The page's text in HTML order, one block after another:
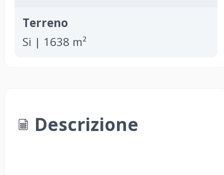
Terreno
Si | 1638 m²
Descrizione